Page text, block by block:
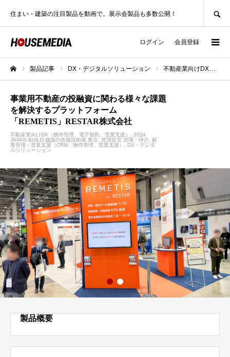
住まい・建築の注目製品を動画で。展示会製品も多数公開！
ログイン 会員登録
製品記事 DX・デジタルソリューション 不動産業向けDX（物件管理、電子契約、営業支援）
事業用不動産の投融資に関わる様々な課題
を解決するプラットフォーム
「REMETIS」RESTAR株式会社
不動産業向けDX（物件管理、電子契約、営業支援）
2024
JAPAN BUILD 建築の先端技術展 東京 賃貸住宅 管理・仲介
顧
客管理・営業支援（CRM、物件管理、営業支援）
DX・デジタ
ルソリューション
製品概要